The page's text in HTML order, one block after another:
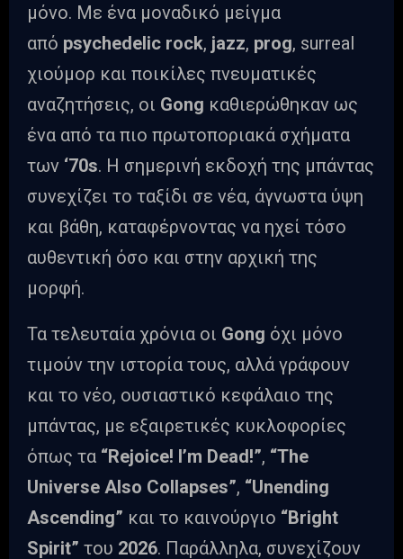
μόνο. Με ένα μοναδικό μείγμα
από psychedelic rock, jazz, prog, surreal
χιούμορ και ποικίλες πνευματικές
αναζητήσεις, οι Gong καθιερώθηκαν ως
ένα από τα πιο πρωτοποριακά σχήματα
των ‘70s. Η σημερινή εκδοχή της μπάντας
συνεχίζει το ταξίδι σε νέα, άγνωστα ύψη
και βάθη, καταφέρνοντας να ηχεί τόσο
αυθεντική όσο και στην αρχική της
μορφή.
Τα τελευταία χρόνια οι Gong όχι μόνο
τιμούν την ιστορία τους, αλλά γράφουν
και το νέο, ουσιαστικό κεφάλαιο της
μπάντας, με εξαιρετικές κυκλοφορίες
όπως τα “Rejoice! I’m Dead!”, “The
Universe Also Collapses”, “Unending
Ascending” και το καινούργιο “Bright
Spirit” του 2026. Παράλληλα, συνεχίζουν